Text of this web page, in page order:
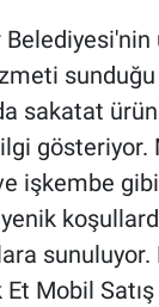
sakatat
gösteriyor.
işkembe
sunuluyor.
Mobil Satış